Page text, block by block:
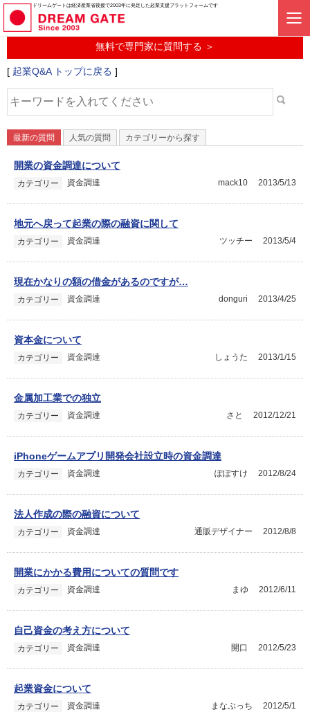
ドリームゲートは経済産業省後援で2003年に発足した起業支援プラットフォームです
起業に関するみんなの質問投稿サービス
起業Q&A
無料で専門家に質問する ＞
[ 起業Q&A トップに戻る ]
最新の質問 人気の質問 カテゴリーから探す
開業の資金調達について
カテゴリー 資金調達 2013/5/13
mack10
地元へ戻って起業の際の融資に関して
カテゴリー 資金調達 2013/5/4
ツッチー
現在かなりの額の借金があるのですが…
カテゴリー 資金調達 2013/4/25
donguri
資本金について
カテゴリー 資金調達 2013/1/15
しょうた
金属加工業での独立
カテゴリー 資金調達 2012/12/21
さと
iPhoneゲームアプリ開発会社設立時の資金調達
カテゴリー 資金調達 2012/8/24
ぽぽすけ
法人作成の際の融資について
カテゴリー 資金調達 2012/8/8
通販デザイナー
開業にかかる費用についての質問です
カテゴリー 資金調達 2012/6/11
まゆ
自己資金の考え方について
カテゴリー 資金調達 2012/5/23
開口
起業資金について
カテゴリー 資金調達 2012/5/1
まなぶっち